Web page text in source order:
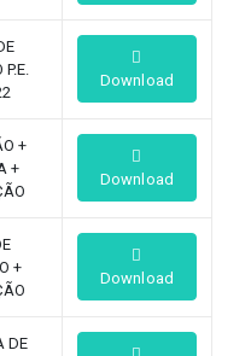
Download
+
+
Download
+
Download
DE